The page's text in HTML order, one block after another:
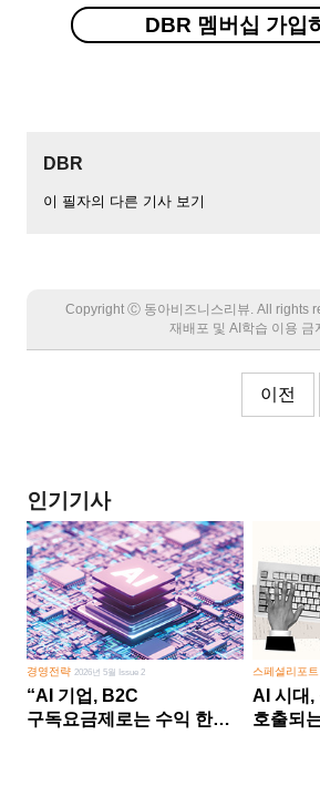
DBR 멤버십 가입
DBR
이 필자의 다른 기사 보기
Copyright Ⓒ 동아비즈니스리뷰. All rights
재배포 및 AI학습 이용 금
이전
인기기사
경영전략 2026년 5월 Issue 2
“AI 기업, B2C
구독요금제로는 수익 한계
스페셜리포트
AI 시대,
호출되